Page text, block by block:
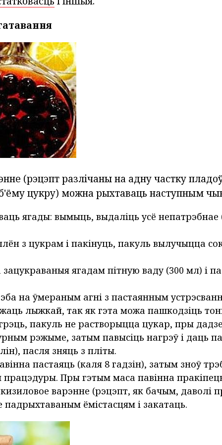
(рэцэпт разлічаны на адну частку
цукру) можна рыхтаваць наступным
ягады: вымыць, выдаліць усё непатрэбнае
з цукрам і пакінуць, пакуль вылучыцца
ягадам пітную ваду (300 мл) і
на ўмераным агні з пастаянным
лыжкай, так як гэта можа пашкодзіць
пакуль не растворыцца цукар, пры
рэжыме, затым павысіць нагрэў і даць
пасля зняць з пліты.
пастаяць (каля 8 гадзін), затым зноў
працэдуры. Пры гэтым маса павінна пракіпець
кизиловое варэнне (рэцэпт, як бачым, даволі
падрыхтаваным ёмістасцям і закатаць.